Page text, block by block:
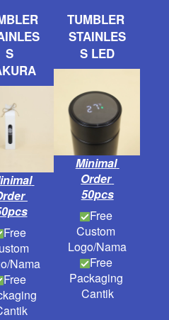
S
Free
Nama
Free
TUMBLER
STAINLES
S LED
Minimal
Order
50pcs
Free
Custom
Logo/Nama
Free
Packaging
Cantik